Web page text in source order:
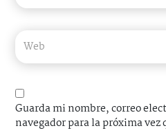
Guarda mi nombre, correo
navegador para la próxima vez